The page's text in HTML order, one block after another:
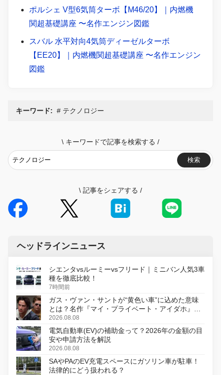
ポルシェ V型6気筒ターボ【M46/20】｜内燃機
関超基礎講座 〜名作エンジン図鑑
スバル 水平対向4気筒ディーゼルターボ
【EE20】｜内燃機関超基礎講座 〜名作エンジン
図鑑
キーワード: テクノロジー
\ キーワードで記事を検索する /
検索
\ 記事をシェアする /
ヘッドラインニュース
シエンタvsルーミーvsフリード｜ミニバン人気3車
種を徹底比較！
7時間前
ガス・ヴァン・サントが“黄色い車”に込めた意味
とは？名作『マイ・プライベート・アイダホ』が
初のデジタルリマスター版で復活
2026.08.08
電気自動車(EV)の補助金って？2026年の金額の目
安や申請方法を解説
2026.08.08
SAやPAのEV充電スペースにガソリン車が駐車！
法律的にどう扱われる？